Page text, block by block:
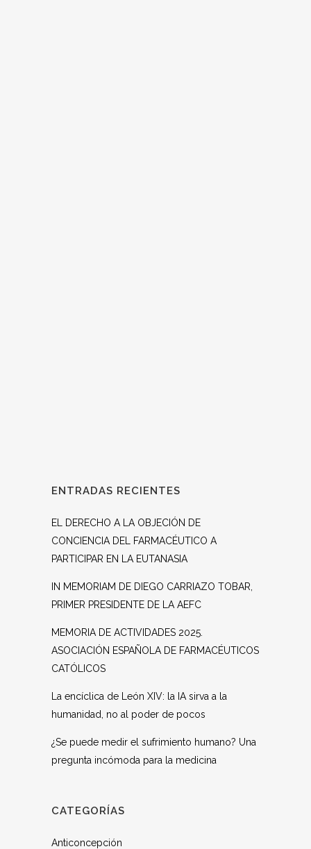
ENTRADAS RECIENTES
EL DERECHO A LA OBJECIÓN DE
CONCIENCIA DEL FARMACÉUTICO A
PARTICIPAR EN LA EUTANASIA
IN MEMORIAM DE DIEGO CARRIAZO TOBAR,
PRIMER PRESIDENTE DE LA AEFC
MEMORIA DE ACTIVIDADES 2025.
ASOCIACIÓN ESPAÑOLA DE FARMACÉUTICOS
CATÓLICOS
La encíclica de León XIV: la IA sirva a la
humanidad, no al poder de pocos
¿Se puede medir el sufrimiento humano? Una
pregunta incómoda para la medicina
CATEGORÍAS
Anticoncepción